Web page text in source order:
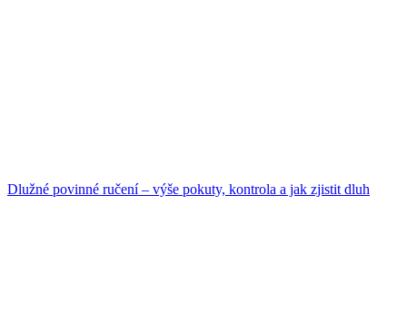
Dlužné povinné ručení – výše pokuty, kontrola a jak zjistit dluh